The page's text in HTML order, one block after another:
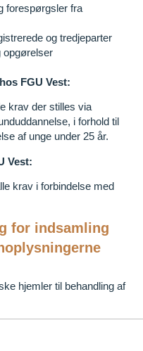
forespørgsler fra
og tredjeparter
opgørelser
FGU Vest:
krav der stilles via
i forhold til
af unge under 25 år.
Vest:
krav i forbindelse med
for indsamling
hjemler til behandling af